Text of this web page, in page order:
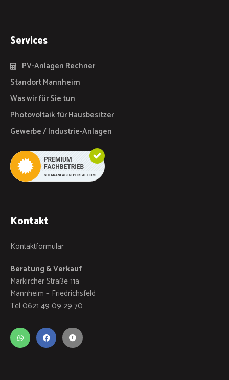
Services
PV-Anlagen Rechner
Standort Mannheim
Was wir für Sie tun
Photovoltaik für Hausbesitzer
Gewerbe / Industrie-Anlagen
Kontakt
Kontaktformular
Beratung & Verkauf
Markircher Straße 11a
Mannheim – Friedrichsfeld
Tel 0621 49 09 29 70